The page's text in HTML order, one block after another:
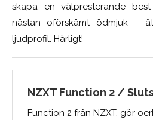
skapa en välpresterande
nästan oförskämt ödmjuk –
ljudprofil. Härligt!
NZXT Function 2 /
Function 2 från NZXT, gör